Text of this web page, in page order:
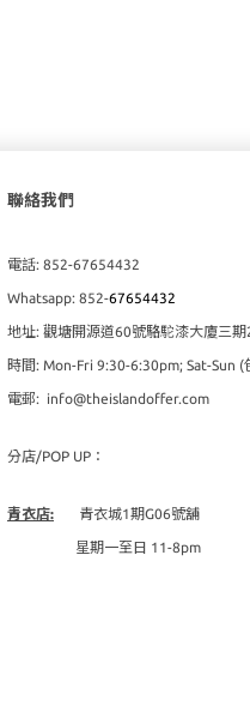
聯絡我們
電話: 852-67654432
Whatsapp: 852-67654432
地址: 觀塘開源道60號駱駝漆大廈三期
時間: Mon-Fri 9:30-6:30pm; Sat-Sun
電郵: info@theislandoffer.com
分店/POP UP：
青衣店: 青衣城1期G06號舖
星期一至日 11-8pm